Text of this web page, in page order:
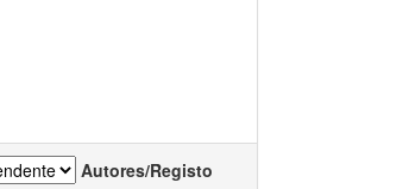
Autores/Registo